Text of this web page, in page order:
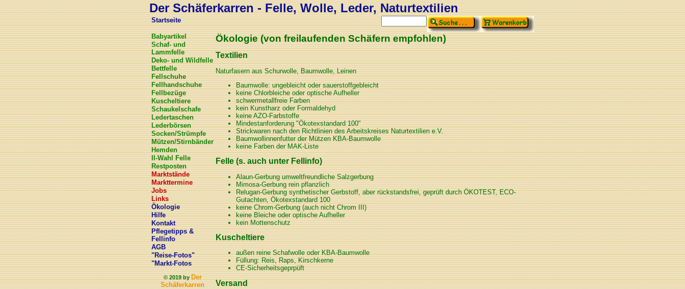
Der Schäferkarren - Felle, Wolle, Leder, Naturtextilien
Startseite
Babyartikel
Schaf- und
Lammfelle
Deko- und Wildfelle
Bettfelle
Fellschuhe
Fellhandschuhe
Fellbezüge
Kuscheltiere
Schaukelschafe
Ledertaschen
Lederbörsen
Socken/Strümpfe
Mützen/Stirnbänder
Hemden
II-Wahl Felle
Restposten
Marktstände
Markttermine
Jobs
Links
Ökologie
Hilfe
Kontakt
Pflegetipps &
Fellinfo
AGB
"Reise-Fotos"
"Markt-Fotos
© 2019 byDer
Schäferkarren
Ökologie (von freilaufenden Schäfern empfohlen)
Textilien
Naturfasern aus Schurwolle, Baumwolle, Leinen
Baumwolle: ungebleicht oder sauerstoffgebleicht
keine Chlorbleiche oder optische Aufheller
schwermetallfreie Farben
kein Kunstharz oder Formaldehyd
keine AZO-Farbstoffe
Mindestanforderung "Ökotexstandard 100"
Strickwaren nach den Richtlinien des Arbeitskreises Naturtextilien e.V.
Baumwollinnenfutter der Mützen KBA-Baumwolle
keine Farben der MAK-Liste
Felle (s. auch unter Fellinfo)
Alaun-Gerbung umweltfreundliche Salzgerbung
Mimosa-Gerbung rein pflanzlich
Relugan-Gerbung synthetischer Gerbstoff, aber rückstandsfrei, geprüft durch ÖKOTEST, ECO-
Gutachten, Ökotexstandard 100
keine Chrom-Gerbung (auch nicht Chrom III)
keine Bleiche oder optische Aufheller
kein Mottenschutz
Kuscheltiere
außen reine Schafwolle oder KBA-Baumwolle
Füllung: Reis, Raps, Kirschkerne
CE-Sicherheitsgeprpüft
Versand